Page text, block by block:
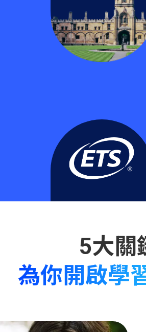
為你開啟學